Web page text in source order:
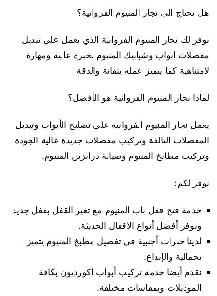
هل تحتاج الى نجار المنيوم الفروانية؟
نوفر لك نجار المنيوم الفروانية الذي يعمل على تبديل
مفصلات ابواب وشبابيك المنيوم بخبرة عالية ومهارة
لامتناهية كما يتميز عمله بتقانة والدقة
لماذا نجار المنيوم الفروانية هو الأفضل؟
يعمل نجار المنيوم الفروانية على تصليح الأبواب وتبديل
المفصلات التالفة وتركيب مفصلات جديدة عالية الجودة
وتركيب مطابخ المنيوم وصيانة درابزين المنيوم.
نوفر لكم:
خدمة فتح قفل باب المنيوم مع تغير القفل بقفل جديد
ونوفر أفضل أنواع الاقفال الحديثة.
لدينا خبرات أجنبية في تفصيل مطبخ المنيوم يتميز
بجمالية والإبداع.
نقدم أيضا خدمة تركيب أبواب اكورديون بكافة
الموديلات وبمقاسات مختلفة.